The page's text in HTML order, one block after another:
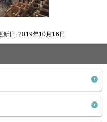
新日: 2019年10月16日